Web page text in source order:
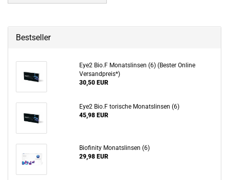
Bestseller
Eye2 Bio.F Monatslinsen (6) (Bester Online
Versandpreis*)
30,50 EUR
Eye2 Bio.F torische Monatslinsen (6)
45,98 EUR
Biofinity Monatslinsen (6)
29,98 EUR